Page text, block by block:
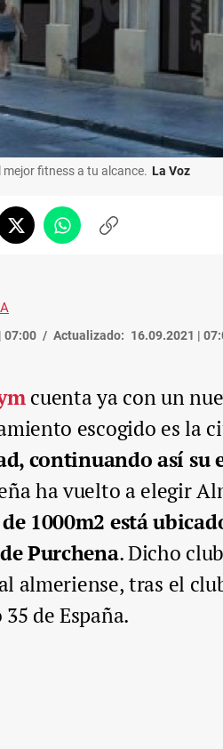
mejor fitness a tu alcance. La Voz
TwitterWhatsappCopiar
07:00 Actualizado: 16.09.2021 |
cuenta ya con un
escogido es la
continuando así su
ha vuelto a elegir
1000m2 está
Purchena. Dicho
almeriense, tras el
de España.